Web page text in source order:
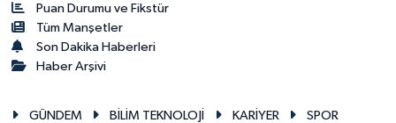
Puan Durumu ve Fikstür
Tüm Manşetler
Son Dakika Haberleri
Haber Arşivi
GÜNDEM BİLİM TEKNOLOJİ KARİYER
SPOR